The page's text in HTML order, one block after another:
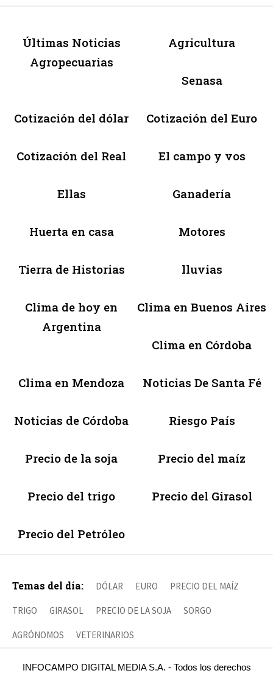
Últimas Noticias
Agropecuarias
Agricultura
Senasa
Cotización del dólar Cotización del Euro
Cotización del Real El campo y vos
Ellas Ganadería
Huerta en casa Motores
Tierra de Historias lluvias
Clima de hoy en
Argentina
Clima en Buenos Aires
Clima en Córdoba
Clima en Mendoza Noticias De Santa Fé
Noticias de Córdoba Riesgo País
Precio de la soja Precio del maíz
Precio del trigo Precio del Girasol
Precio del Petróleo
Temas del día: DÓLAR EURO PRECIO DEL MAÍZ
TRIGO GIRASOL PRECIO DE LA SOJA SORGO
AGRÓNOMOS VETERINARIOS
INFOCAMPO DIGITAL MEDIA S.A. - Todos los derechos